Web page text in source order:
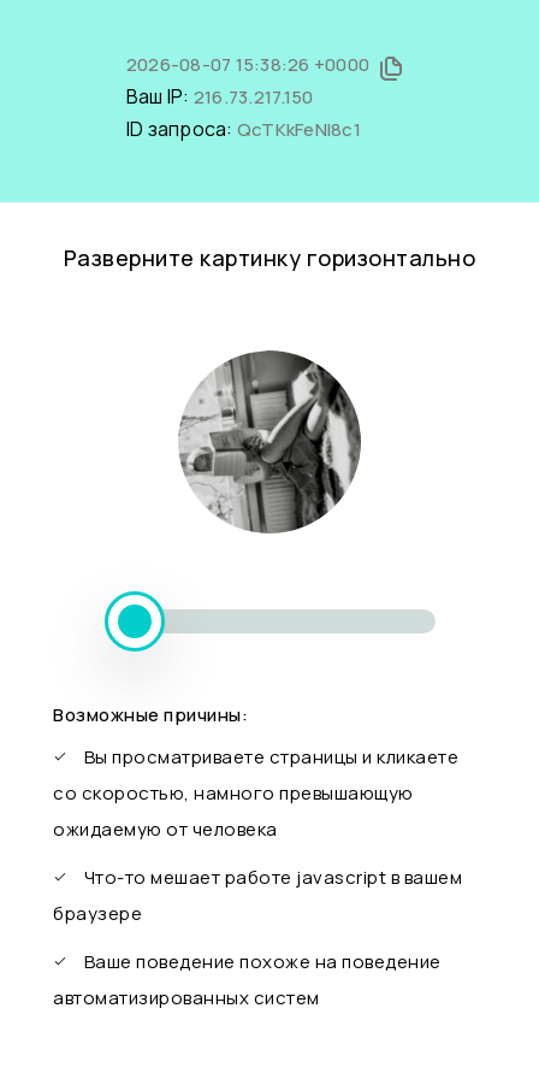
2026-08-07 15:38:26 +0000
Ваш IP: 216.73.217.150
ID запроса: QcTKkFeNl8c1
Разверните картинку горизонтально
Возможные причины:
Вы просматриваете страницы и кликаете
со скоростью, намного превышающую
ожидаемую от человека
Что-то мешает работе javascript в вашем
браузере
Ваше поведение похоже на поведение
автоматизированных систем